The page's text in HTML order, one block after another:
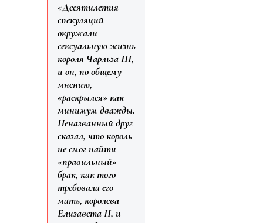
«Десятилетия
спекуляций
окружали
сексуальную жизнь
короля Чарльза III,
и он, по общему
мнению,
«раскрылся» как
минимум дважды.
Неназванный друг
сказал, что король
не смог найти
«правильный»
брак, как того
требовала его
мать, королева
Елизавета II, и